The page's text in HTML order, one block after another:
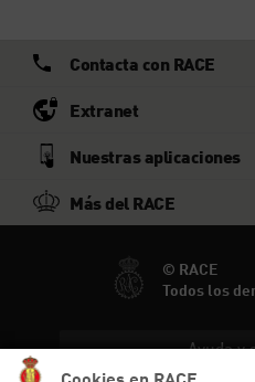
Contacta con RACE
Extranet
Nuestras aplicaciones
Más del RACE
© RACE
Todos los
Ayuda y